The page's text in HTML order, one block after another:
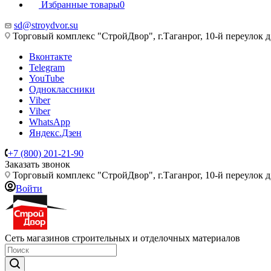
Избранные товары0
sd@stroydvor.su
Торговый комплекс "СтройДвор", г.Таганрог, 10-й переулок
Вконтакте
Telegram
YouTube
Одноклассники
Viber
Viber
WhatsApp
Яндекс.Дзен
+7 (800) 201-21-90
Заказать звонок
Торговый комплекс "СтройДвор", г.Таганрог, 10-й переулок
Войти
Сеть магазинов строительных и отделочных материалов